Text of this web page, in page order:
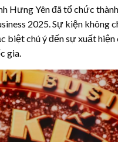
Hưng Yên đã tổ chức
2025. Sự kiện không
biệt chú ý đến sự xuất
gia.